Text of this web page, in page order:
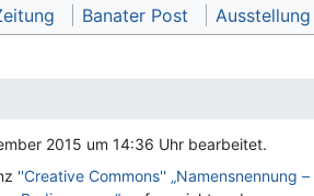
Banater Post Ausstellung
2015 um 14:36 Uhr bearbeitet.
''Creative Commons'' „Namensnennung